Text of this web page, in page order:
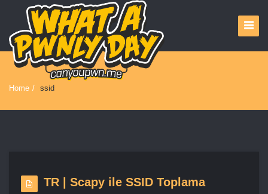
Home / ssid
TR | Scapy ile SSID Toplama